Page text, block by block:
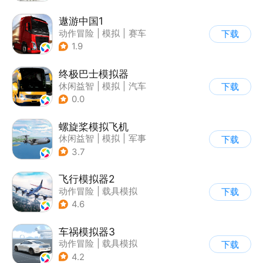
遨游中国1
动作冒险 模拟
赛车
| 写实
1.9
下载
终极巴士模拟器
休闲益智 模拟
汽车
| 写实
0.0
下载
螺旋桨模拟飞机
休闲益智 模拟
军事
| 剧情
3.7
下载
飞行模拟器2
动作冒险
载具模拟
| 飞机
4.6
下载
车祸模拟器3
动作冒险
载具模拟
| 汽车
4.2
下载